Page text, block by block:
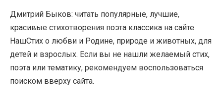
Дмитрий Быков: читать популярные, лучшие,
красивые стихотворения поэта классика на сайте
НашСтих о любви и Родине, природе и животных, для
детей и взрослых. Если вы не нашли желаемый стих,
поэта или тематику, рекомендуем воспользоваться
поиском вверху сайта.